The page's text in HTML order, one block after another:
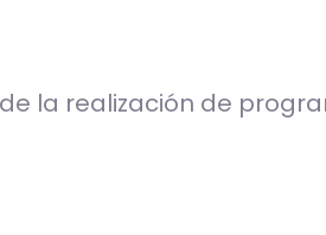
la realización de